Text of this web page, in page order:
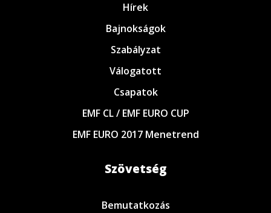
Hírek
Bajnokságok
Szabályzat
Válogatott
Csapatok
EMF CL / EMF EURO CUP
EMF EURO 2017 Menetrend
Szövetség
Bemutatkozás